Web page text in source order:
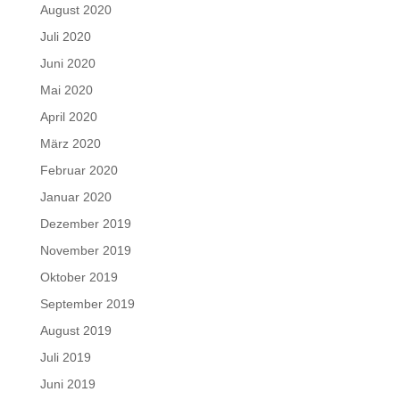
August 2020
Juli 2020
Juni 2020
Mai 2020
April 2020
März 2020
Februar 2020
Januar 2020
Dezember 2019
November 2019
Oktober 2019
September 2019
August 2019
Juli 2019
Juni 2019